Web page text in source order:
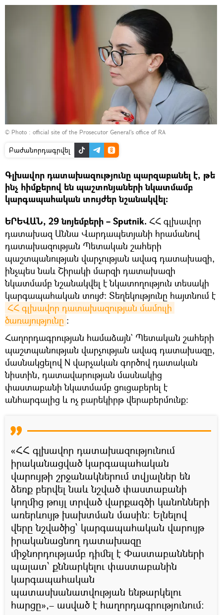
© Photo : official site of the Prosecutor General's office of RA
Բաժանորդագրվել
Գլխավոր դատախազությունը պարզաբանել է, թե
ինչ հիմքերով են պաշտոնյաների նկատմամբ
կարգապահական տույժեր նշանակվել։
ԵՐԵՎԱՆ, 29 նոյեմբերի – Sputnik. ՀՀ գլխավոր
դատախազ Աննա Վարդապետյանի հրամանով
դատախազության Պետական շահերի
պաշտպանության վարչության ավագ դատախազի,
ինչպես նաև Շիրակի մարզի դատախազի
նկատմամբ նշանակվել է նկատողություն տեսակի
կարգապահական տույժ: Տեղեկությունը հայտնում է
ՀՀ գլխավոր դատախազության մամուլի
ծառայությունը ։
Հաղորդագրության համաձայն` Պետական շահերի
պաշտպանության վարչության ավագ դատախազը,
մասնակցելով N վարչական գործով դատական
նիստին, դատավարության մասնակից
փաստաբանի նկատմամբ ցուցաբերել է
անհարգալից և ոչ բարեկիրթ վերաբերմունք:
«ՀՀ գլխավոր դատախազությունում
իրականացված կարգապահական
վարույթի շրջանակներում տվյալներ են
ձեռք բերվել նաև նշված փաստաբանի
կողմից թույլ տրված վարքագծի կանոնների
առերևույթ խախտման մասին: Ելնելով
վերը նշվածից՝ կարգապահական վարույթ
իրականացնող դատախազը
միջնորդությամբ դիմել է Փաստաբանների
պալատ՝ քննարկելու փաստաբանին
կարգապահական
պատասխանատվության ենթարկելու
հարցը»,– ասված է հաղորդագրությունում։